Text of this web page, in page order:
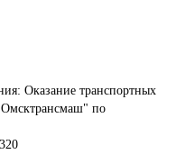
Оказание транспортных
по